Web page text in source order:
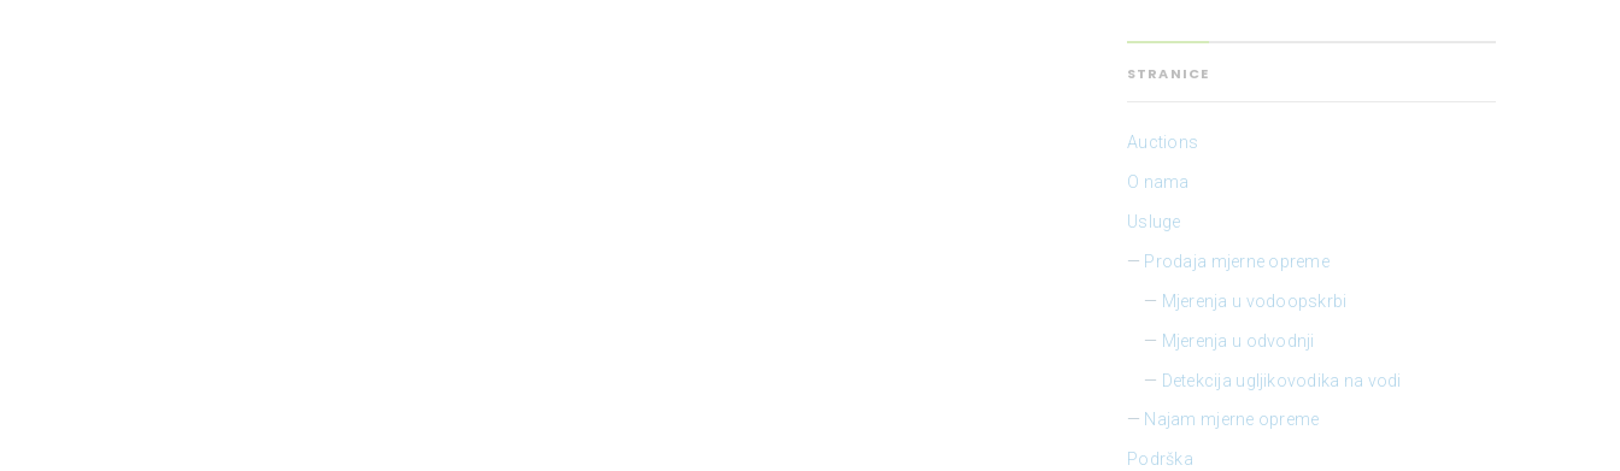
STRANICE
Auctions
O nama
Usluge
Prodaja mjerne opreme
Mjerenja u vodoopskrbi
Mjerenja u odvodnji
Detekcija ugljikovodika na vodi
Najam mjerne opreme
Podrška